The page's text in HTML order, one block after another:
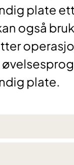
plate
også
plate.